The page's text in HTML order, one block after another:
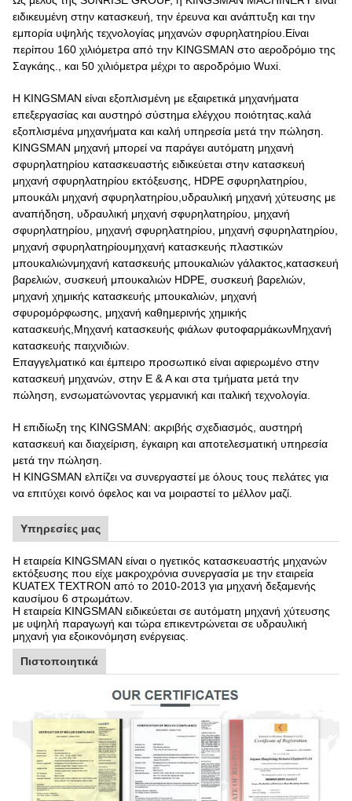
ειδικευμένη στην κατασκευή, την έρευνα και ανάπτυξη και την
εμπορία υψηλής τεχνολογίας μηχανών σφυρηλατηρίου.Είναι
περίπου 160 χιλιόμετρα από την KINGSMAN στο αεροδρόμιο της
Σαγκάης., και 50 χιλιόμετρα μέχρι το αεροδρόμιο Wuxi.
Η KINGSMAN είναι εξοπλισμένη με εξαιρετικά μηχανήματα
επεξεργασίας και αυστηρό σύστημα ελέγχου ποιότητας.καλά
εξοπλισμένα μηχανήματα και καλή υπηρεσία μετά την πώληση.
KINGSMAN μηχανή μπορεί να παράγει αυτόματη μηχανή
σφυρηλατηρίου κατασκευαστής ειδικεύεται στην κατασκευή
μηχανή σφυρηλατηρίου εκτόξευσης, HDPE σφυρηλατηρίου,
μπουκάλι μηχανή σφυρηλατηρίου,υδραυλική μηχανή χύτευσης με
αναπήδηση, υδραυλική μηχανή σφυρηλατηρίου, μηχανή
σφυρηλατηρίου, μηχανή σφυρηλατηρίου, μηχανή σφυρηλατηρίου,
μηχανή σφυρηλατηρίουμηχανή κατασκευής πλαστικών
μπουκαλιώνμηχανή κατασκευής μπουκαλιών γάλακτος,κατασκευή
βαρελιών, συσκευή μπουκαλιών HDPE, συσκευή βαρελιών,
μηχανή χημικής κατασκευής μπουκαλιών, μηχανή
σφυρομόρφωσης, μηχανή καθημερινής χημικής
κατασκευής,Μηχανή κατασκευής φιάλων φυτοφαρμάκωνΜηχανή
κατασκευής παιχνιδιών.
Επαγγελματικό και έμπειρο προσωπικό είναι αφιερωμένο στην
κατασκευή μηχανών, στην Ε & Α και στα τμήματα μετά την
πώληση, ενσωματώνοντας γερμανική και ιταλική τεχνολογία.
Η επιδίωξη της KINGSMAN: ακριβής σχεδιασμός, αυστηρή
κατασκευή και διαχείριση, έγκαιρη και αποτελεσματική υπηρεσία
μετά την πώληση.
Η KINGSMAN ελπίζει να συνεργαστεί με όλους τους πελάτες για
να επιτύχει κοινό όφελος και να μοιραστεί το μέλλον μαζί.
Υπηρεσίες μας
Η εταιρεία KINGSMAN είναι ο ηγετικός κατασκευαστής μηχανών
εκτόξευσης που είχε μακροχρόνια συνεργασία με την εταιρεία
KUATEX TEXTRON από το 2010-2013 για μηχανή δεξαμενής
καυσίμου 6 στρωμάτων.
Η εταιρεία KINGSMAN ειδικεύεται σε αυτόματη μηχανή χύτευσης
με υψηλή παραγωγή και τώρα επικεντρώνεται σε υδραυλική
μηχανή για εξοικονόμηση ενέργειας.
Πιστοποιητικά